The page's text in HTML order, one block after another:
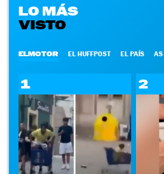
LO MÁS
VISTO
ELMOTOR EL HUFFPOST EL PAÍS AS
1 2